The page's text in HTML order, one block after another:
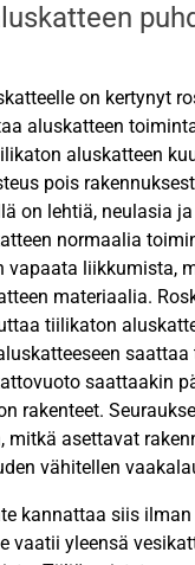
on kertynyt
aluskatteen
aluskatteen
pois
on lehtiä, neulasia
normaalia
vapaata liikkumista,
materiaalia.
tiilikaton
saattaa
saattaakin
rakenteet.
mitkä asettavat
vähitellen
kannattaa siis
vaatii yleensä